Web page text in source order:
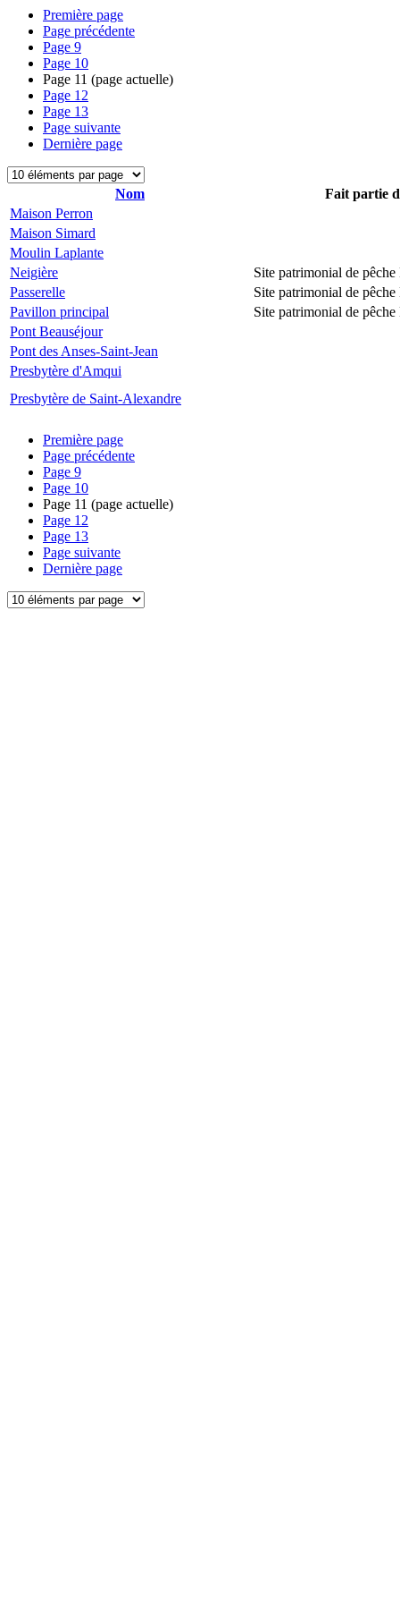
Première page
Page précédente
Page 9
Page 10
Page 11 (page actuelle)
Page 12
Page 13
Page suivante
Dernière page
Nom
Fait partie
Maison Perron
Maison Simard
Moulin Laplante
Neigière
Site patrimonial de
Passerelle
Site patrimonial de
Pavillon principal
Site patrimonial de
Pont Beauséjour
Pont des Anses-Saint-Jean
Presbytère d'Amqui
Presbytère de Saint-Alexandre
Première page
Page précédente
Page 9
Page 10
Page 11 (page actuelle)
Page 12
Page 13
Page suivante
Dernière page